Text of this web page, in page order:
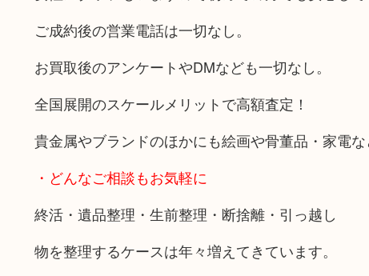
ご成約後の営業電話は一切なし。
お買取後のアンケートやDMなども一切なし。
全国展開のスケールメリットで高額査定！
貴金属やブランドのほかにも絵画や骨董品・家電
・どんなご相談もお気軽に
終活・遺品整理・生前整理・断捨離・引っ越し
物を整理するケースは年々増えてきています。